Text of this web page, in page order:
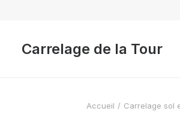
Carrelage de la Tour
Accueil Carrelage sol